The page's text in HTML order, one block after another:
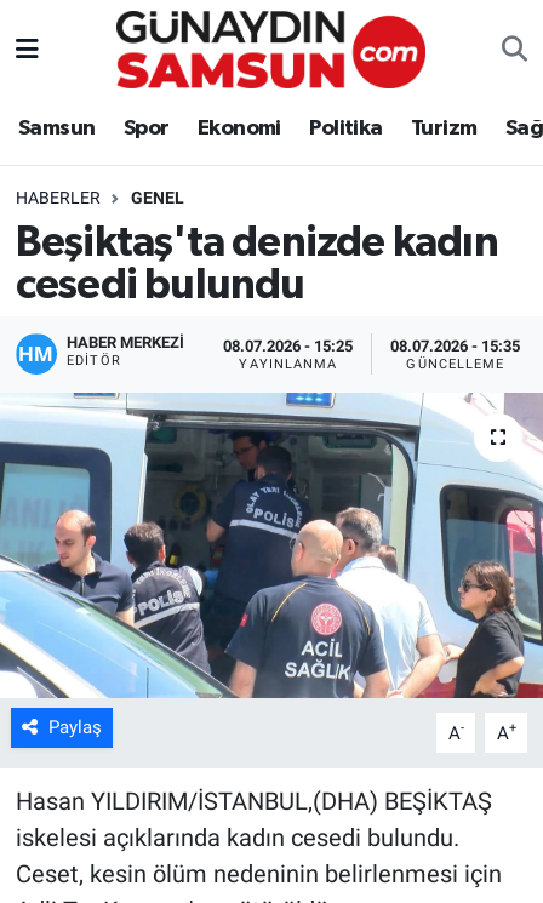
Samsun Spor Ekonomi Politika Turizm
HABERLER GENEL
Beşiktaş'ta denizde kadın
cesedi bulundu
HABER MERKEZİ
EDITÖR
08.07.2026 - 15:25
YAYINLANMA
08.07.2026 - 15:35
GÜNCELLEME
Paylaş A- A+
Hasan YILDIRIM/İSTANBUL,(DHA) BEŞİKTAŞ
iskelesi açıklarında kadın cesedi bulundu.
Ceset, kesin ölüm nedeninin belirlenmesi için
Samsun
Politika
Turizm
Sağlık
Eğitim
Yaşam
Kültür Sanat
Bilim ve Teknoloji
Genel
Nöbetçi Eczaneler
Süper Lig Puan Durumu ve Fikstür
Tüm Manşetler
Son Dakika Haberleri
Haber Arşivi